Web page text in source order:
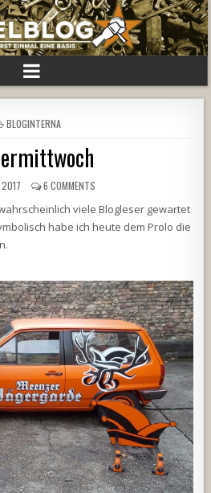
POSTED
IN
BLOGINTERNA
6 COMMENTS
viele Blogleser gewartet
habe ich heute dem Prolo die